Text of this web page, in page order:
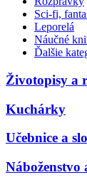
Sci-fi,
Leporelá
Náučné
Ďalšie
Životopisy a
Kuchárky
Učebnice a
Náboženstvo